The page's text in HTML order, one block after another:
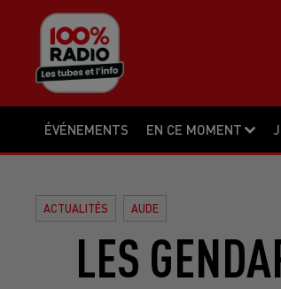
ÉVÉNEMENTS EN CE MOMENT
ACTUALITÉS AUDE
LES